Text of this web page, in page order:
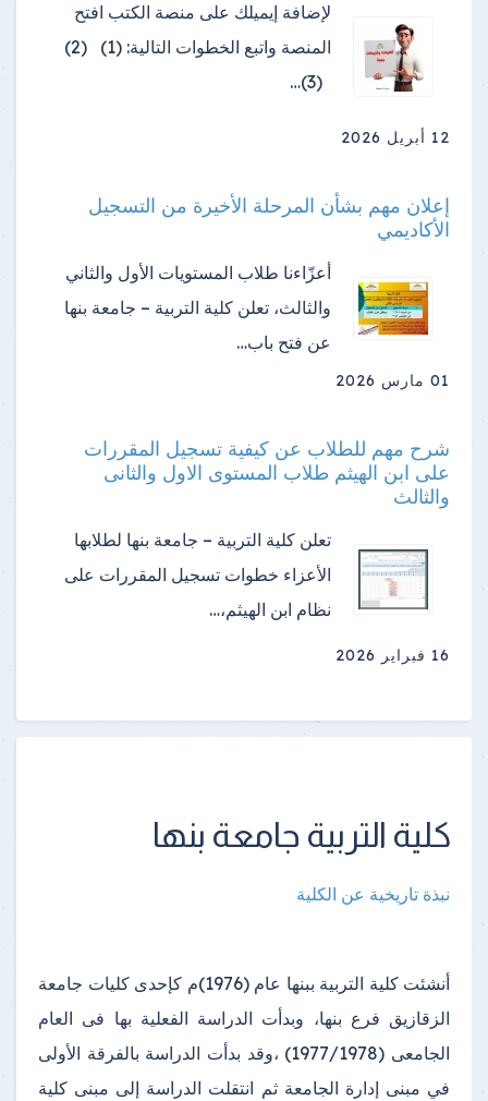
لإضافة إيميلك على منصة الكتب افتح
المنصة واتبع الخطوات التالية: (1) (2)
(3)…
12 أبريل 2026
إعلان مهم بشأن المرحلة الأخيرة من التسجيل
الأكاديمي
أعزّاءنا طلاب المستويات الأول والثاني
والثالث، تعلن كلية التربية – جامعة بنها
عن فتح باب…
01 مارس 2026
شرح مهم للطلاب عن كيفية تسجيل المقررات
على ابن الهيثم طلاب المستوى الاول والثانى
والثالث
تعلن كلية التربية – جامعة بنها لطلابها
الأعزاء خطوات تسجيل المقررات على
نظام ابن الهيثم،…
16 فبراير 2026
كلية التربية جامعة بنها
نبذة تاريخية عن الكلية
أنشئت كلية التربية ببنها عام (1976)م كإحدى كليات جامعة
الزقازيق فرع بنها، وبدأت الدراسة الفعلية بها فى العام
الجامعى (1977/1978) ،وقد بدأت الدراسة بالفرقة الأولى
في مبنى إدارة الجامعة ثم انتقلت الدراسة إلى مبنى كلية